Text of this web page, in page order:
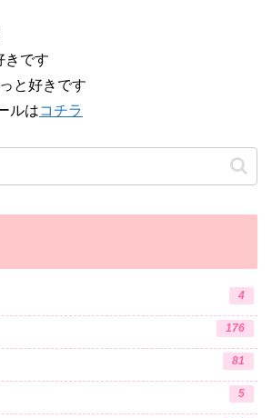
きです
好きです
ルはコチラ
4
176
81
5